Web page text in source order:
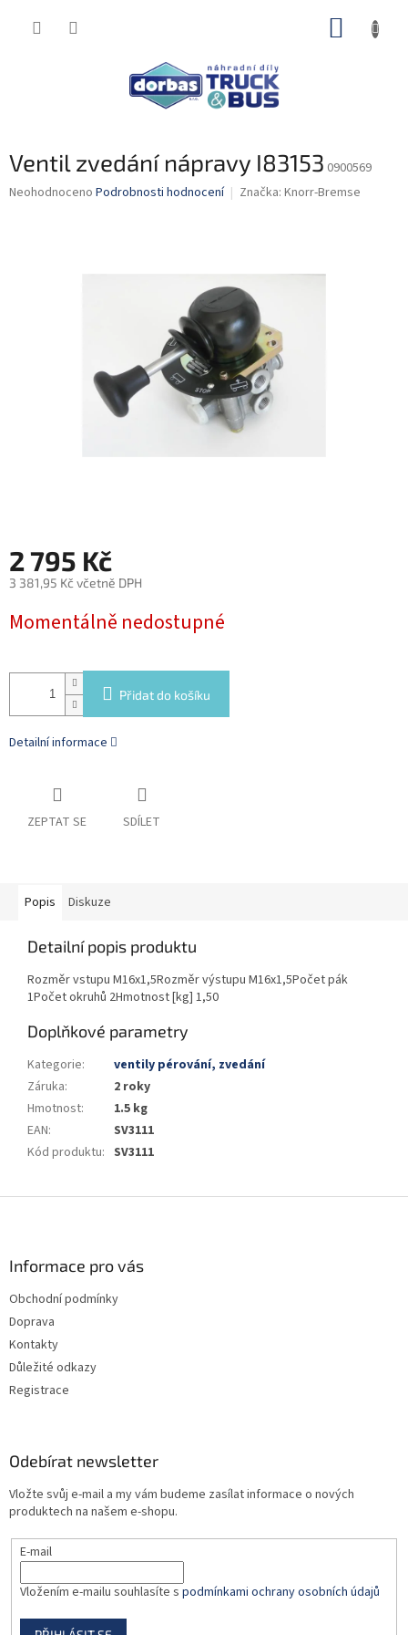
Ventil zvedání nápravy I83153 0900569
Průměrné
Neohodnoceno Podrobnosti hodnocení Značka: Knorr-Bremse
2 795 Kč
3 381,95 Kč včetně DPH
cena:
Momentálně nedostupné
Přidat do košíku
Detailní informace
ZEPTAT SE SDÍLET
Popis Diskuze
Detailní popis produktu
Rozměr vstupu M16x1,5Rozměr výstupu M16x1,5Počet pák
1Počet okruhů 2Hmotnost [kg] 1,50
Doplňkové parametry
Kategorie:
ventily pérování, zvedání
Záruka:
2 roky
Hmotnost:
1.5 kg
EAN:
SV3111
Kód produktu: SV3111
Informace pro vás
Obchodní podmínky
Doprava
Kontakty
Důležité odkazy
Registrace
Odebírat newsletter
Vložte svůj e-mail a my vám budeme zasílat informace o nových
produktech na našem e-shopu.
E-mail
Vložením e-mailu souhlasíte s podmínkami ochrany osobních údajů